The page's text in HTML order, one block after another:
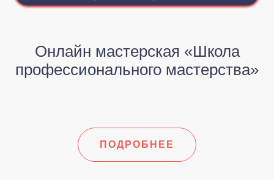
Онлайн мастерская «Школа
профессионального мастерства»
ПОДРОБНЕЕ